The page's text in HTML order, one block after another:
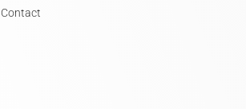
Contact